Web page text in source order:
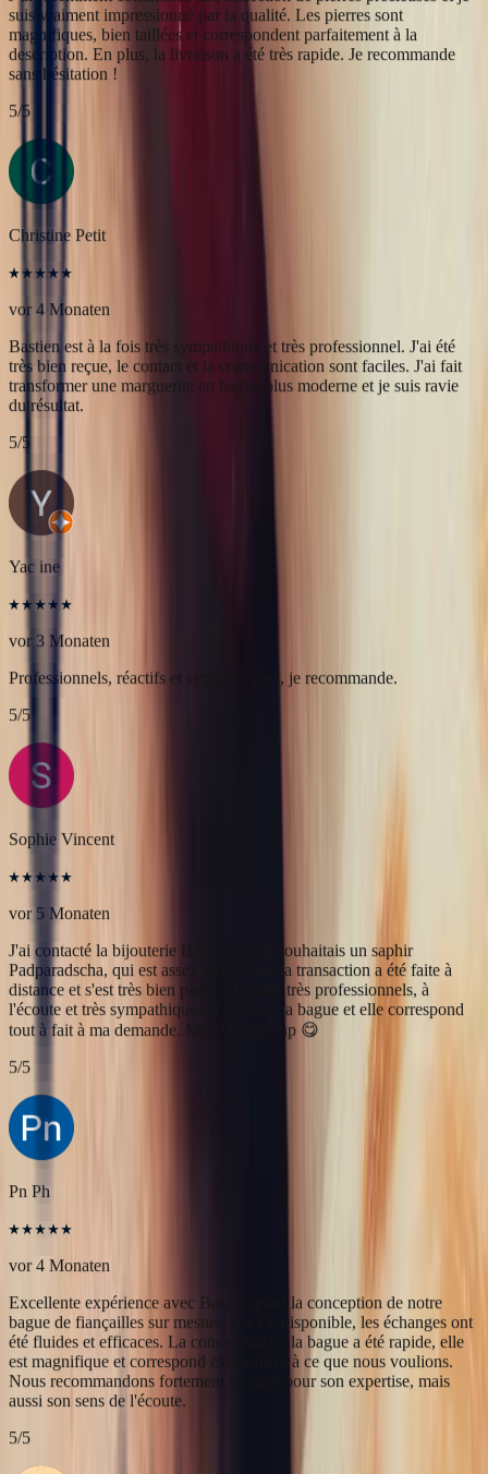
Christine Petit
vor 4 Monaten
Bastien est à la fois très sympathique et très professionnel. J'ai été
très bien reçue, le contact et la communication sont faciles. J'ai fait
transformer une marguerite en bague plus moderne et je suis ravie
Yac ine
vor 3 Monaten
Professionnels, réactifs et sympathiques, je recommande.
5/5
Sophie Vincent
vor 5 Monaten
J'ai contacté la bijouterie Bonnot car je souhaitais un saphir
Padparadscha, qui est assez rare. Toute la transaction a été faite à
distance et s'est très bien passée. Ils sont très professionnels, à
tout à fait à ma demande. Merci beaucoup 😋
5/5
Pn Ph
vor 4 Monaten
Excellente expérience avec Bastien pour la conception de notre
bague de fiançailles sur mesure. Il a été disponible, les échanges ont
été fluides et efficaces. La conception de la bague a été rapide, elle
Nous recommandons fortement Bonnot pour son expertise, mais
Alan Cormand
vor 4 Monaten